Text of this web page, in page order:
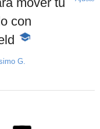
con
-
educativo
G.